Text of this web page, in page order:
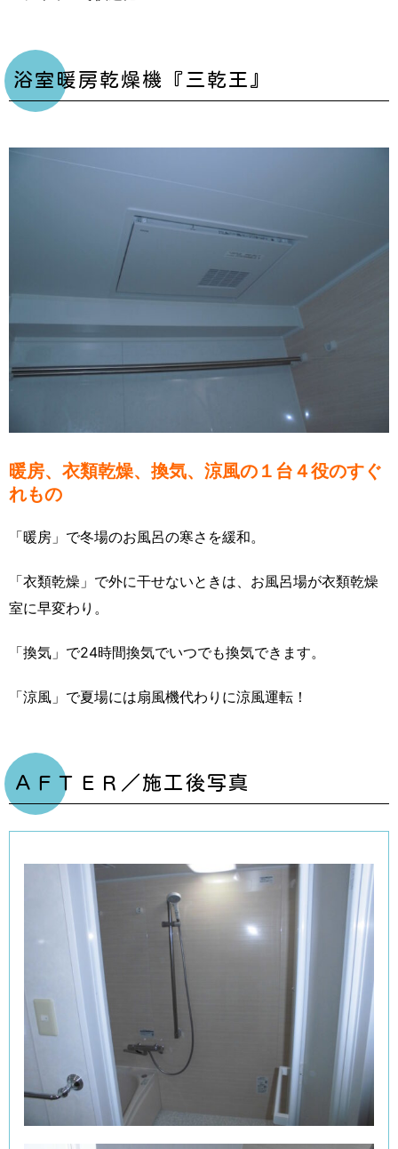
浴室暖房乾燥機『三乾王』
暖房、衣類乾燥、換気、涼風の１台４役のすぐ
れもの
「暖房」で冬場のお風呂の寒さを緩和。
「衣類乾燥」で外に干せないときは、お風呂場が衣類乾燥
室に早変わり。
「換気」で24時間換気でいつでも換気できます。
「涼風」で夏場には扇風機代わりに涼風運転！
ＡＦＴＥＲ／施工後写真